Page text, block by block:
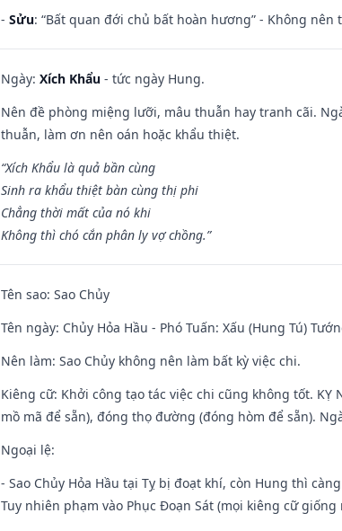
- Sửu: “Bất quan đới chủ bất hoàn hương” - Không
Ngày: Xích Khẩu - tức ngày Hung.
Nên đề phòng miệng lưỡi, mâu thuẫn hay tranh cãi.
thuẫn, làm ơn nên oán hoặc khẩu thiệt.
“Xích Khẩu là quả bần cùng
Sinh ra khẩu thiệt bàn cùng thị phi
Chẳng thời mất của nó khi
Không thì chó cắn phân ly vợ chồng.”
Tên sao: Sao Chủy
Tên ngày: Chủy Hỏa Hầu - Phó Tuấn: Xấu (Hung Tú)
Nên làm: Sao Chủy không nên làm bất kỳ việc chi.
Kiêng cữ: Khởi công tạo tác việc chi cũng không tốt. KỴ
mồ mã để sẵn), đóng thọ đường (đóng hòm để sẵn).
Ngoại lệ:
- Sao Chủy Hỏa Hầu tại Tỵ bị đoạt khí, còn Hung thì
Tuy nhiên phạm vào Phục Đoạn Sát (mọi kiêng cữ giống